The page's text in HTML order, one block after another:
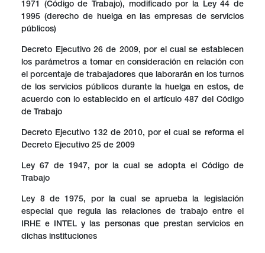
1971 (Código de Trabajo), modificado por la Ley 44 de
1995 (derecho de huelga en las empresas de servicios
públicos)
Decreto Ejecutivo 26 de 2009, por el cual se establecen
los parámetros a tomar en consideración en relación con
el porcentaje de trabajadores que laborarán en los turnos
de los servicios públicos durante la huelga en estos, de
acuerdo con lo establecido en el artículo 487 del Código
de Trabajo
Decreto Ejecutivo 132 de 2010, por el cual se reforma el
Decreto Ejecutivo 25 de 2009
Ley 67 de 1947, por la cual se adopta el Código de
Trabajo
Ley 8 de 1975, por la cual se aprueba la legislación
especial que regula las relaciones de trabajo entre el
IRHE e INTEL y las personas que prestan servicios en
dichas instituciones